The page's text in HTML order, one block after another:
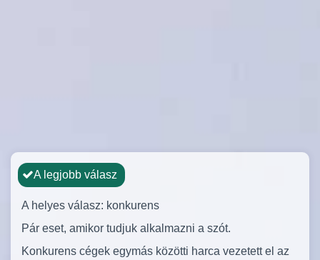
A legjobb válasz
A helyes válasz: konkurens
Pár eset, amikor tudjuk alkalmazni a szót.
Konkurens cégek egymás közötti harca vezetett el az